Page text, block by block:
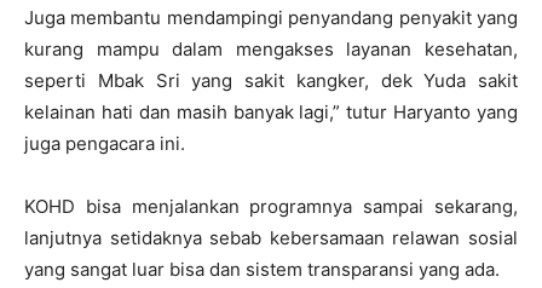
Juga membantu mendampingi penyandang penyakit yang
kurang mampu dalam mengakses layanan kesehatan,
seperti Mbak Sri yang sakit kangker, dek Yuda sakit
kelainan hati dan masih banyak lagi,” tutur Haryanto yang
juga pengacara ini.
KOHD bisa menjalankan programnya sampai sekarang,
lanjutnya setidaknya sebab kebersamaan relawan sosial
yang sangat luar bisa dan sistem transparansi yang ada.